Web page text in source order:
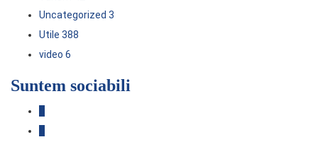
Uncategorized 3
Utile 388
video 6
Suntem sociabili